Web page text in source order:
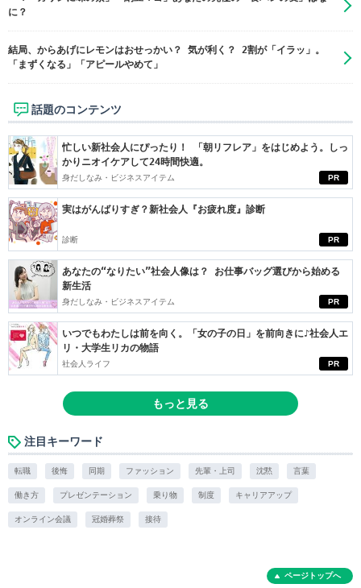
に？
結局、からあげにレモンはおせっかい？ 気が利く？ 2割が「イラッ」。
「まずくなる」「アピールやめて」
話題のコンテンツ
PR
忙しい新社会人にぴったり！ 「朝リフレア」をはじめよう。しっ
かりニオイケアして24時間快適。
身だしなみ・ビジネスアイテム
PR
実はがんばりすぎ？新社会人『お疲れ度』診断
診断
PR
あなたの“なりたい”社会人像は？ お仕事バッグ選びから始める
新生活
身だしなみ・ビジネスアイテム
PR
いつでもわたしは前を向く。「女の子の日」を前向きに♪社会人エ
リ・大学生リカの物語
社会人ライフ
もっと見る
注目キーワード
転職 後悔 同期 ファッション 先輩・上司 沈黙 言葉
働き方 プレゼンテーション 乗り物 制度 キャリアアップ
オンライン会議 冠婚葬祭 接待
ページトップへ